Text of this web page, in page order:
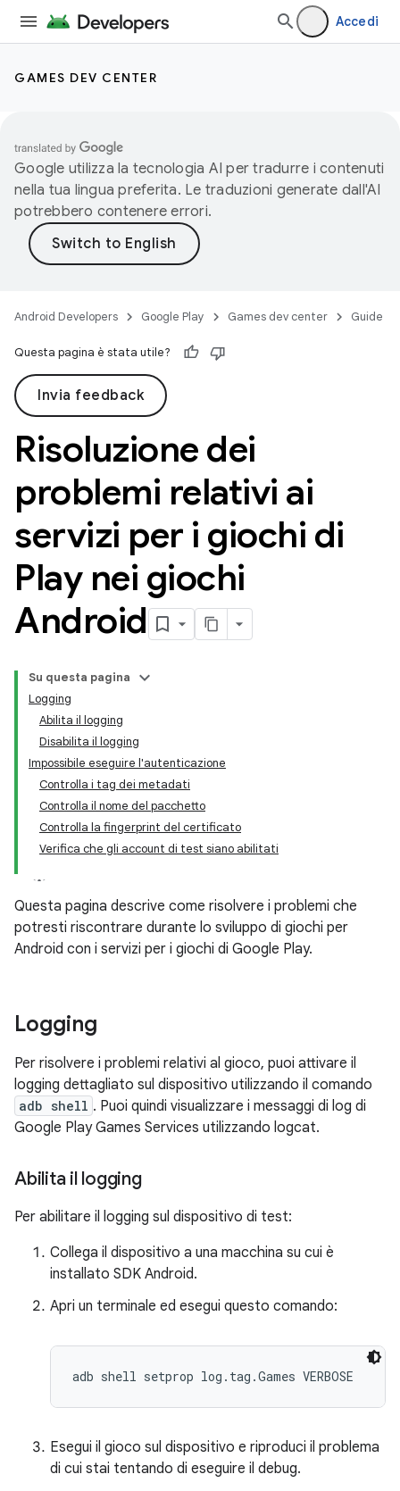
Accedi
GAMES DEV CENTER
Google utilizza la tecnologia AI per tradurre i contenuti
nella tua lingua preferita. Le traduzioni generate dall'AI
potrebbero contenere errori.
Android Developers Google Play Games dev center Guide
Questa pagina è stata utile?
Invia feedback
Risoluzione dei
problemi relativi ai
servizi per i giochi di
Play nei giochi
Android
Su questa pagina
Logging
Abilita il logging
Disabilita il logging
Impossibile eseguire l'autenticazione
Controlla i tag dei metadati
Controlla il nome del pacchetto
Controlla la fingerprint del certificato
Verifica che gli account di test siano abilitati
Questa pagina descrive come risolvere i problemi che
potresti riscontrare durante lo sviluppo di giochi per
Android con i servizi per i giochi di Google Play.
Logging
Per risolvere i problemi relativi al gioco, puoi attivare il
logging dettagliato sul dispositivo utilizzando il comando
adb shell . Puoi quindi visualizzare i messaggi di log di
Google Play Games Services utilizzando logcat.
Abilita il logging
Per abilitare il logging sul dispositivo di test:
Collega il dispositivo a una macchina su cui è
installato SDK Android.
Apri un terminale ed esegui questo comando:
adb shell setprop log.tag.Games VERBOSE
Esegui il gioco sul dispositivo e riproduci il problema
di cui stai tentando di eseguire il debug.